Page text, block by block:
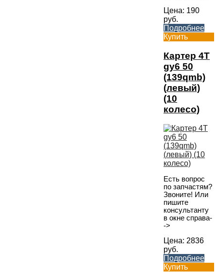
Цена: 190
руб.
Подробнее
Купить
Картер 4T
gy6 50
(139qmb)
(левый)
(10
колесо)
Есть вопрос
по запчастям?
Звоните! Или
пишите
консультанту
в окне справа-
->
Цена: 2836
руб.
Подробнее
Купить